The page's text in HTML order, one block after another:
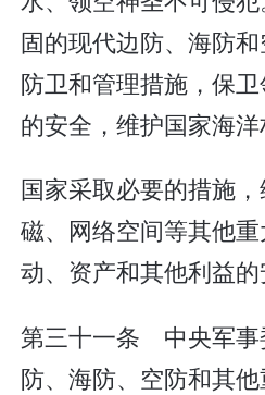
固的现代边防、海防
防卫和管理措施，保
的安全，维护国家海洋
国家采取必要的措施
磁、网络空间等其他
动、资产和其他利益的
第三十一条 中央军事
防、海防、空防和其